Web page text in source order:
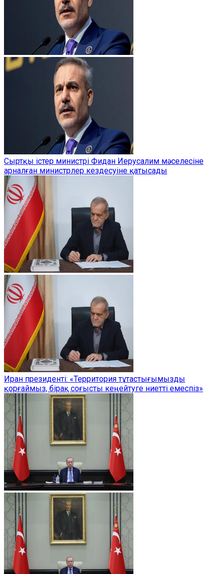
Сыртқы істер министрі Фидан Иерусалим мәселесіне
арналған министрлер кездесуіне қатысады
Иран президенті: «Территория тұтастығымызды
қорғаймыз, бірақ соғысты кеңейтуге ниетті емеспіз»